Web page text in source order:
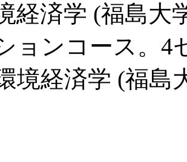
経済学 (福島大
ョンコース。4
境経済学 (福島